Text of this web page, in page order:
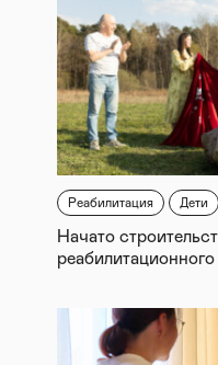
Реабилитация Дети
Начато